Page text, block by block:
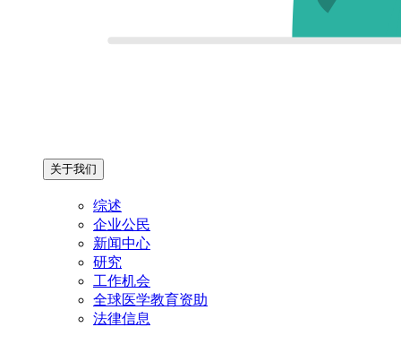
关于我们
综述
企业公民
新闻中心
研究
工作机会
全球医学教育资助
法律信息